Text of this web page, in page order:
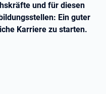
und für diesen
Ein guter
Karriere zu starten.